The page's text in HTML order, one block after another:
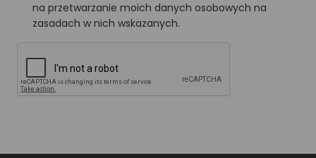
na przetwarzanie moich danych osobowych na
zasadach w nich wskazanych.